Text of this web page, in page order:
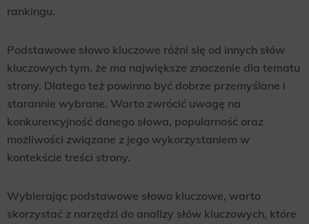
rankingu.
Podstawowe słowo kluczowe różni się od innych słów
kluczowych tym, że ma największe znaczenie dla tematu
strony. Dlatego też powinno być dobrze przemyślane i
starannie wybrane. Warto zwrócić uwagę na
konkurencyjność danego słowa, popularność oraz
możliwości związane z jego wykorzystaniem w
kontekście treści strony.
Wybierając podstawowe słowo kluczowe, warto
skorzystać z narzędzi do analizy słów kluczowych, które